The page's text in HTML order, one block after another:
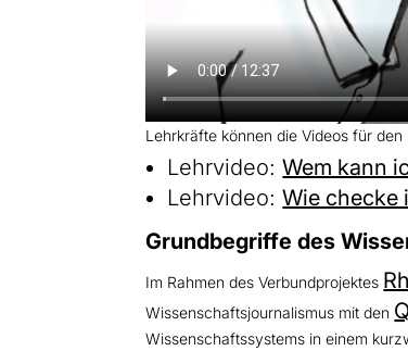
Lehrkräfte können die Videos für
Lehrvideo:Wem kann
Lehrvideo:Wie checke
Grundbegriffe des
Im Rahmen des Verbundprojektes
Wissenschaftsjournalismus mit den
Wissenschaftssystems in einem